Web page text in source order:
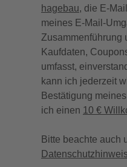
hagebau, die E-
meines E-Mail-
Zusammenführung
Kaufdaten,
umfasst,
kann ich jederzeit
Bestätigung
ich einen 10 €
Bitte beachte auch